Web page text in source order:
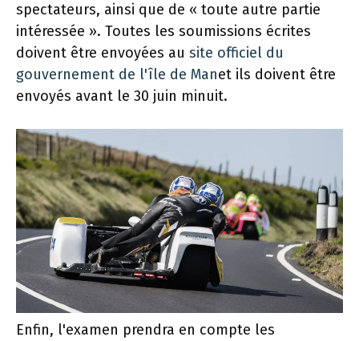
spectateurs, ainsi que de « toute autre partie
intéressée ». Toutes les soumissions écrites
doivent être envoyées au site officiel du
gouvernement de l'île de Manet ils doivent être
envoyés avant le 30 juin minuit.
Enfin, l'examen prendra en compte les